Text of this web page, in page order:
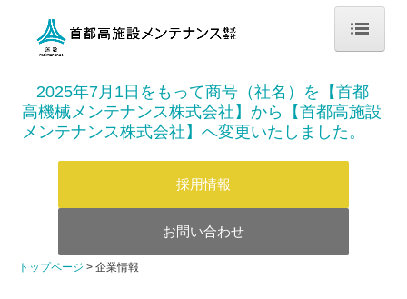
企業情報
Environment(環境)
2025年7 月 1 日をもって商号（社名）を【首都
高機械メンテナンス株式会社】から【首都高施設
メンテナンス株式会社】へ変更いたしました。
採用情報
お問い合わせ
トップページ 企業情報